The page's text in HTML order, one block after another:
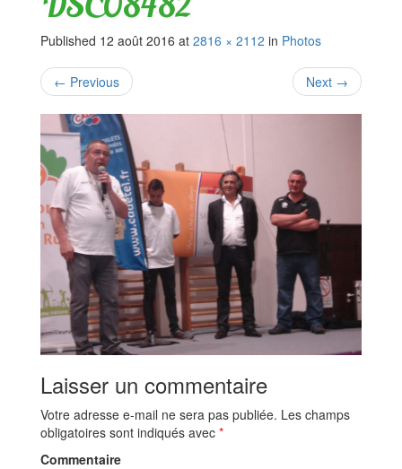
Published 12 août 2016 at 2816 × 2112 in Photos
← Previous Next →
Laisser un commentaire
Votre adresse e-mail ne sera pas publiée. Les champs
obligatoires sont indiqués avec *
Commentaire